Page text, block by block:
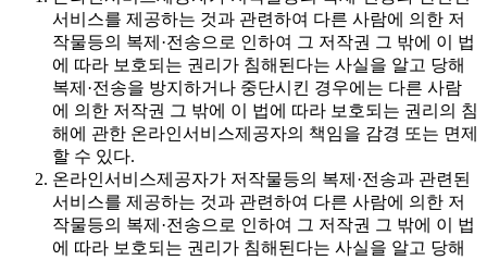
서비스를 제공하는 것과 관련하여 다른 사람에 의한 저
작물등의 복제·전송으로 인하여 그 저작권 그 밖에 이 법
에 따라 보호되는 권리가 침해된다는 사실을 알고 당해
복제·전송을 방지하거나 중단시킨 경우에는 다른 사람
에 의한 저작권 그 밖에 이 법에 따라 보호되는 권리의 침
해에 관한 온라인서비스제공자의 책임을 감경 또는 면제
할 수 있다.
온라인서비스제공자가 저작물등의 복제·전송과 관련된
서비스를 제공하는 것과 관련하여 다른 사람에 의한 저
작물등의 복제·전송으로 인하여 그 저작권 그 밖에 이 법
에 따라 보호되는 권리가 침해된다는 사실을 알고 당해